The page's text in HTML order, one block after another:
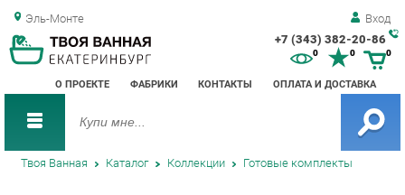
Эль-Монте Вход
+7 (343) 382-20-86
О ПРОЕКТЕ ФАБРИКИ КОНТАКТЫ ОПЛАТА И ДОСТАВКА
0 0
Твоя Ванная Каталог Коллекции Готовые комплекты